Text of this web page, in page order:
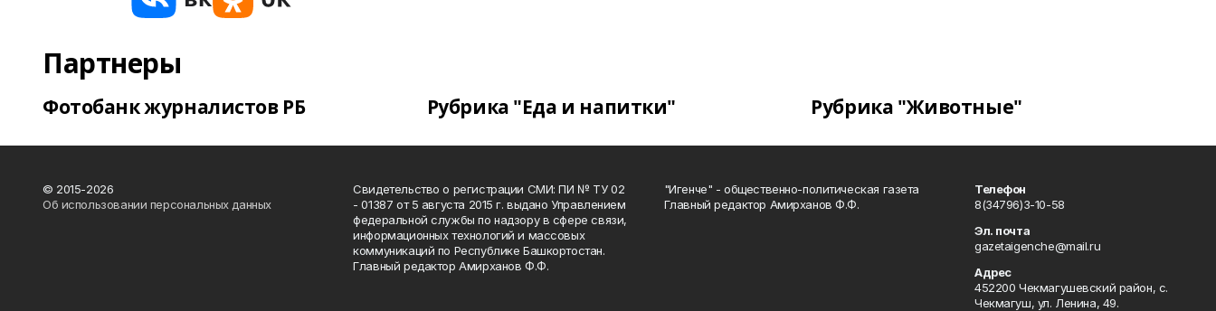
Партнеры
Фотобанк журналистов РБ Рубрика "Еда и напитки" Рубрика "Животные"
© 2015-2026
Об использовании персональных данных
Свидетельство о регистрации СМИ: ПИ № ТУ 02
- 01387 от 5 августа 2015 г. выдано Управлением
федеральной службы по надзору в сфере связи,
информационных технологий и массовых
коммуникаций по Республике Башкортостан.
Главный редактор Амирханов Ф.Ф.
"Игенче" - общественно-политическая газета
Главный редактор Амирханов Ф.Ф.
Телефон
8(34796)3-10-58
Эл. почта
gazetaigenche@mail.ru
Адрес
452200 Чекмагушевский район, с.
Чекмагуш, ул. Ленина, 49.